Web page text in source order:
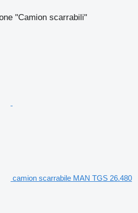
"Camion scarrabili"
camion scarrabile MAN TGS 26.480